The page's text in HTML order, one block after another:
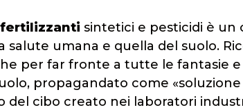
fertilizzanti sintetici e pesticidi è un
salute umana e quella del suolo.
per far fronte a tutte le fantasie
propagandato come
del cibo creato nei laboratori